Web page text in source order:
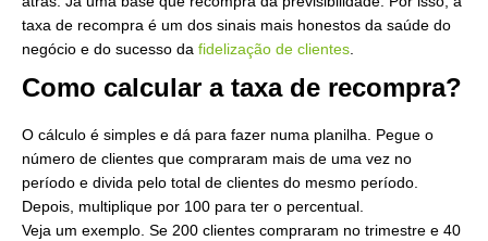
taxa de recompra é um dos sinais mais honestos da saúde do
negócio e do sucesso da fidelização de clientes
Como calcular a taxa de recompra?
O cálculo é simples e dá para fazer numa planilha. Pegue o
número de clientes que compraram mais de uma vez no
período e divida pelo total de clientes do mesmo período.
Depois, multiplique por 100 para ter o percentual.
Veja um exemplo. Se 200 clientes compraram no trimestre e 40